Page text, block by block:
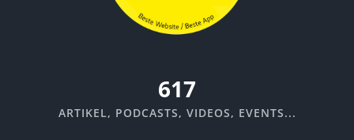
670
ARTIKEL, PODCASTS, VIDEOS, EVENTS...